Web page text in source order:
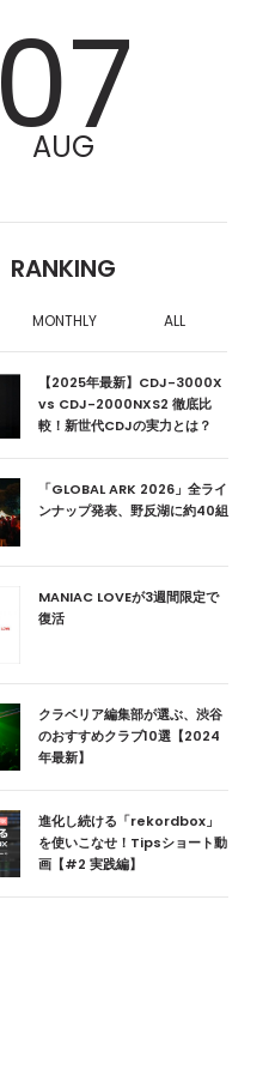
07
AUG
RANKING
MONTHLY ALL
【2025年最新】CDJ-3000X
vs CDJ-2000NXS2 徹底比
較！新世代CDJの実力とは？
「GLOBAL ARK 2026」全ライ
ンナップ発表、野反湖に約40組
MANIAC LOVEが3週間限定で
復活
クラベリア編集部が選ぶ、渋谷
のおすすめクラブ10選【2024
年最新】
進化し続ける「rekordbox」
を使いこなせ！Tipsショート動
画【#2 実践編】